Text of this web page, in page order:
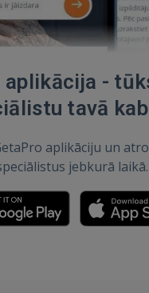
aplikācija -
tavā
aplikāciju un
jebkurā laikā.